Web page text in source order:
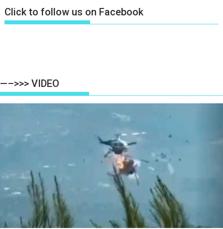
Click to follow us on Facebook
—–>>> VIDEO